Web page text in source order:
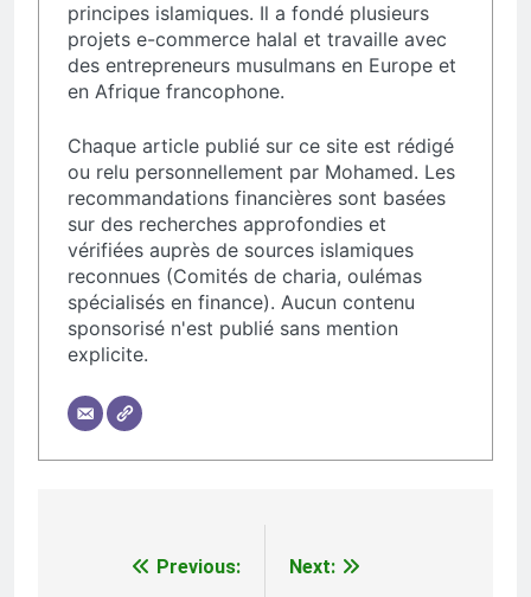
principes islamiques. Il a fondé plusieurs
projets e-commerce halal et travaille avec
des entrepreneurs musulmans en Europe et
en Afrique francophone.
Chaque article publié sur ce site est rédigé
ou relu personnellement par Mohamed. Les
recommandations financières sont basées
sur des recherches approfondies et
vérifiées auprès de sources islamiques
reconnues (Comités de charia, oulémas
spécialisés en finance). Aucun contenu
sponsorisé n'est publié sans mention
explicite.
Previous: Next: